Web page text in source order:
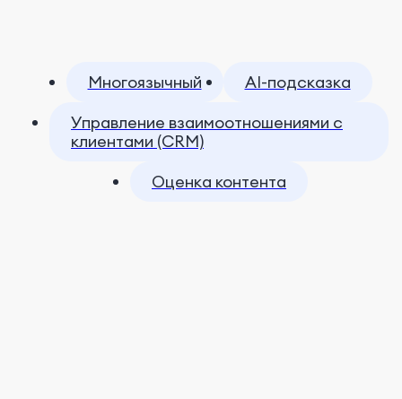
Многоязычный
AI-подсказка
Управление взаимоотношениями с
клиентами (CRM)
Оценка контента